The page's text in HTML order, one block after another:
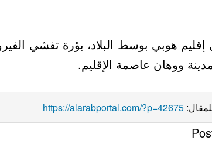
https://alarabportal.com/?p=42675